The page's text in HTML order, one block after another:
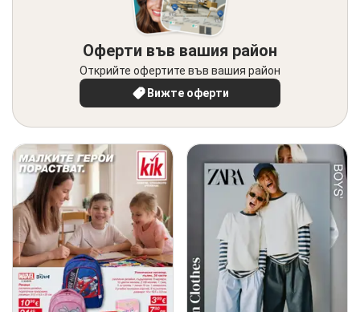
Оферти във вашия район
Открийте офертите във вашия район
Вижте оферти